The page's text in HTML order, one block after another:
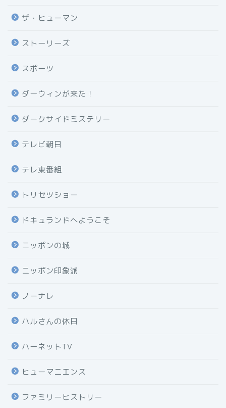
ザ・ヒューマン
ストーリーズ
スポーツ
ダーウィンが来た！
ダークサイドミステリー
テレビ朝日
テレ東番組
トリセツショー
ドキュランドへようこそ
ニッポンの城
ニッポン印象派
ノーナレ
ハルさんの休日
ハーネットTV
ヒューマニエンス
ファミリーヒストリー